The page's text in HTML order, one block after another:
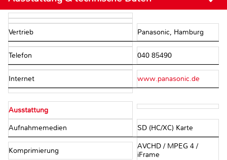
Vertrieb Panasonic, Hamburg
Telefon 040 85490
Internet www.panasonic.de
Ausstattung
Aufnahmemedien SD (HC/XC) Karte
Komprimierung
AVCHD / MPEG 4 /
iFrame